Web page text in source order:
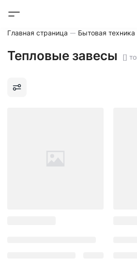
Главная страница Бытовая техника
Тепловые завесы []